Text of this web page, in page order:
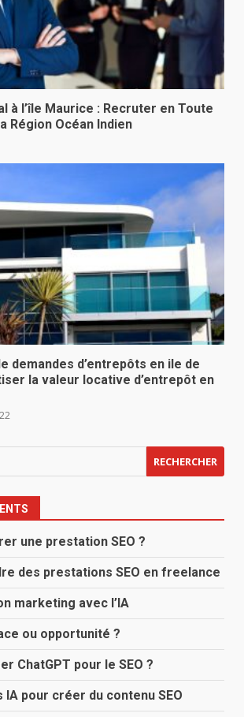
à l’île Maurice : Recruter en Toute
Région Océan Indien
demandes d’entrepôts en ile de
la valeur locative d’entrepôt en
une prestation SEO ?
des prestations SEO en freelance
marketing avec l’IA
ou opportunité ?
ChatGPT pour le SEO ?
pour créer du contenu SEO